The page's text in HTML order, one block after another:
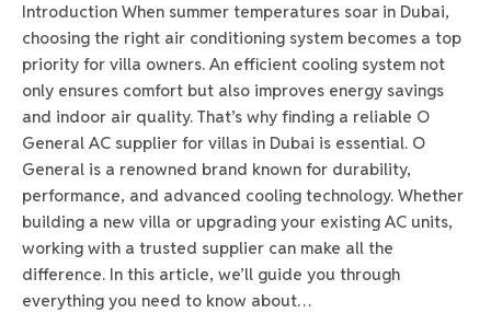
Introduction When summer temperatures soar in Dubai,
choosing the right air conditioning system becomes a top
priority for villa owners. An efficient cooling system not
only ensures comfort but also improves energy savings
and indoor air quality. That’s why finding a reliable O
General AC supplier for villas in Dubai is essential. O
General is a renowned brand known for durability,
performance, and advanced cooling technology. Whether
building a new villa or upgrading your existing AC units,
working with a trusted supplier can make all the
difference. In this article, we’ll guide you through
everything you need to know about…